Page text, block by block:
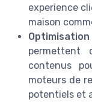
experience
maison
permettent
contenus
moteurs de
potentiels et